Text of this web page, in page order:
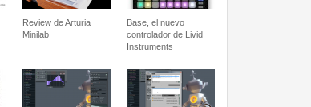
Review de Arturia
Minilab
Base, el nuevo
controlador de Livid
Instruments